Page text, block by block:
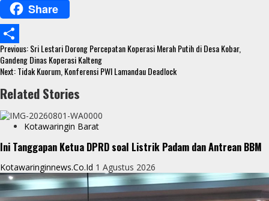
b
o
o
t
t
e
a
t
s
p
e
s
s
g
e
r
Share
S
h
a
r
Continue
Reading
Previous:Sri Lestari Dorong Percepatan Koperasi Merah Putih di Desa Kobar,
Gandeng Dinas Koperasi Kalteng
Next:Tidak Kuorum, Konferensi PWI Lamandau Deadlock
Related Stories
Kotawaringin Barat
Ini Tanggapan Ketua DPRD soal Listrik Padam dan Antrean BBM
Kotawaringinnews.co.id 1 Agustus 2026